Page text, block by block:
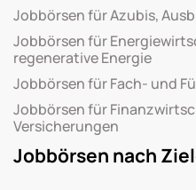
Jobbörsen für Azubis,
Jobbörsen für
regenerative Energie
Jobbörsen für Fach- und
Jobbörsen für
Versicherungen
Jobbörsen nach